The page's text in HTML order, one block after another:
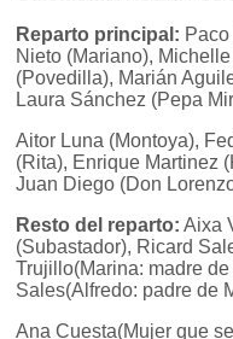
Reparto principal:
Nieto (Mariano),
(Povedilla), Marián
Laura Sánchez (Pepa
Aitor Luna (Montoya),
(Rita), Enrique Martinez
Juan Diego (Don
Resto del reparto: Aixa
(Subastador), Ricard
Trujillo(Marina: madre
Sales(Alfredo: padre de
Ana Cuesta(Mujer que